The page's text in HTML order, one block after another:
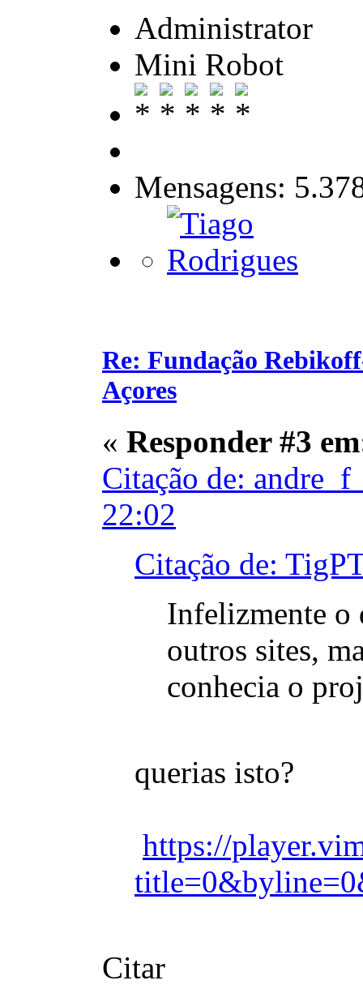
Administrator
Mini Robot
Mensagens:
Re: Fundação
Açores
« Responder #3
Citação de:
22:02
Citação de:
Infelizmente o
outros sites,
conhecia o
querias isto?
https://
Citar